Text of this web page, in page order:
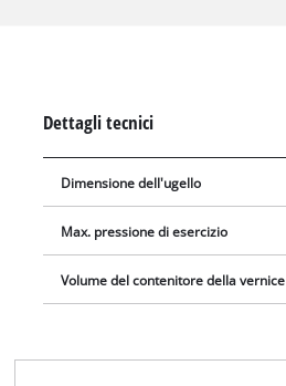
compressa.
Dettagli tecnici
Dimensione dell'ugello
Max. pressione di esercizio
Volume del contenitore della vernice